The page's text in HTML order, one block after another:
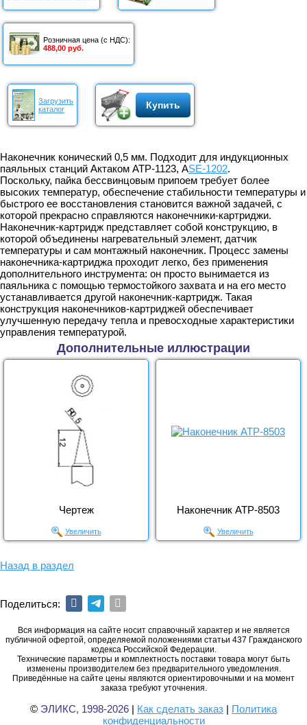
Розничная цена (с НДС):
488,00 руб.
Загрузить
каталог
Купить
Наконечник конический 0,5 мм. Подходит для индукционных
паяльных станций Актаком АТР-1123, ASE-1202.
Поскольку, пайка бессвинцовым припоем требует более
высоких температур, обеспечение стабильности температуры и
быстрого ее восстановления становится важной задачей, с
которой прекрасно справляются наконечники-картриджи.
Наконечник-картридж представляет собой конструкцию, в
которой объединены нагревательный элемент, датчик
температуры и сам монтажный наконечник. Процесс замены
наконечника-картриджа проходит легко, без применения
дополнительного инструмента: он просто вынимается из
паяльника с помощью термостойкого захвата и на его место
устанавливается другой наконечник-картридж. Такая
конструкция наконечников-картриджей обеспечивает
улучшенную передачу тепла и превосходные характеристики
управления температурой.
Дополнительные иллюстрации
Чертеж
Увеличить
Наконечник АТР-8503
Увеличить
Назад в раздел
Поделиться:
Вся информация на сайте носит справочный характер и не является
публичной офертой, определяемой положениями статьи 437 Гражданского
кодекса Российской Федерации.
Технические параметры и комплектность поставки товара могут быть
изменены производителем без предварительного уведомления.
Приведённые на сайте цены являются ориентировочными и на момент
заказа требуют уточнения.
© ЭЛИКС, 1998-2026 | Как сделать заказ | Политика
конфиденциальности